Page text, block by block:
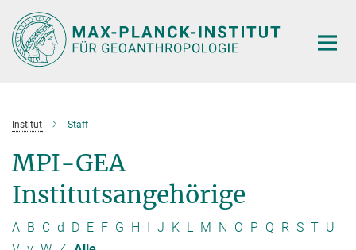
Hauptinhalt
Institut Staff
MPI-GEA
Institutsangehörige
A B C d D E F G H I J K L M N O P Q R S T U